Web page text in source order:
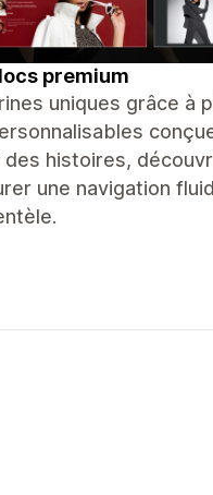
premium
uniques grâce à
histoires,
une navigation